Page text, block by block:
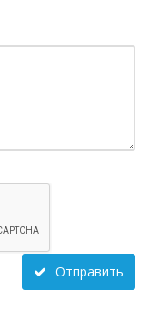
Отправить